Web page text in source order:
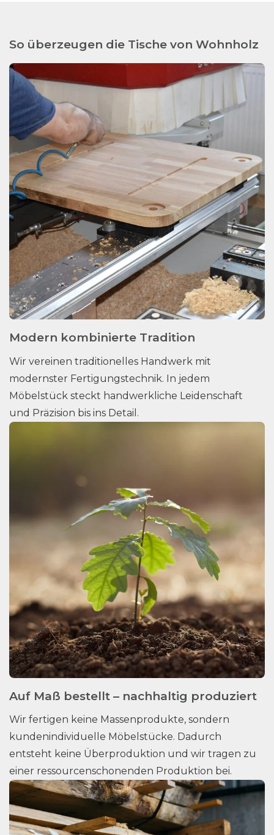
So überzeugen die Tische von Wohnholz
Modern kombinierte Tradition
Wir vereinen traditionelles Handwerk mit
modernster Fertigungstechnik. In jedem
Möbelstück steckt handwerkliche Leidenschaft
und Präzision bis ins Detail.
Auf Maß bestellt – nachhaltig produziert
Wir fertigen keine Massenprodukte, sondern
kundenindividuelle Möbelstücke. Dadurch
entsteht keine Überproduktion und wir tragen zu
einer ressourcenschonenden Produktion bei.